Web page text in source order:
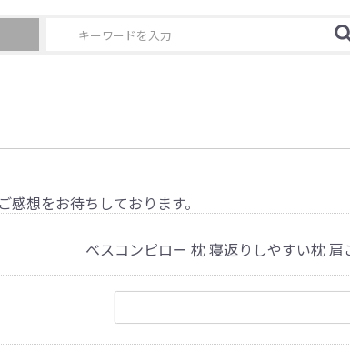
想をお待ちしております。
ベスコンピロー 枕 寝返りしやすい枕 肩